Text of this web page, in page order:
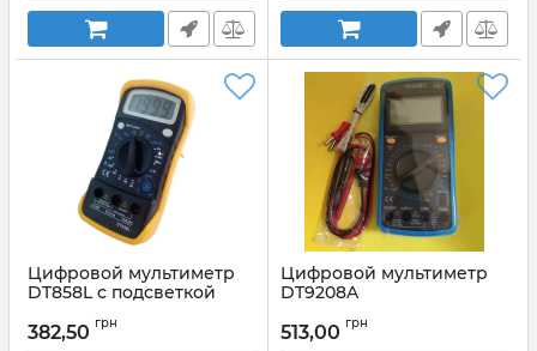
Цифровой мультиметр
DT858L с подсветкой
382,50 грн
Цифровой мультиметр
DT9208A
513,00 грн